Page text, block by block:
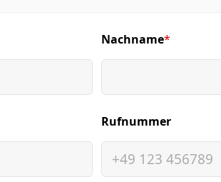
Nachname*
(required)
Rufnummer